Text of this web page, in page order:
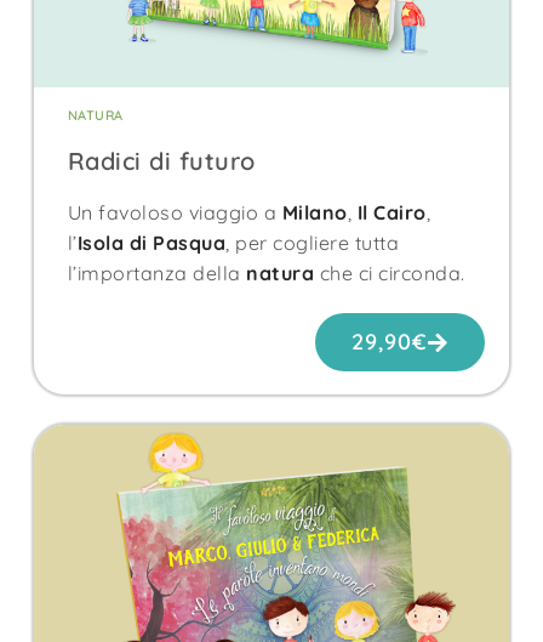
NATURA
Radici di futuro
Un favoloso viaggio a Milano Il Cairo
l’Isola di Pasqua , per cogliere tutta
l’importanza della natura che ci circonda.
29,90€